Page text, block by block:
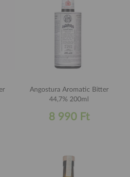
Angostura Aromatic Bitter
44,7% 200ml
8 990 Ft